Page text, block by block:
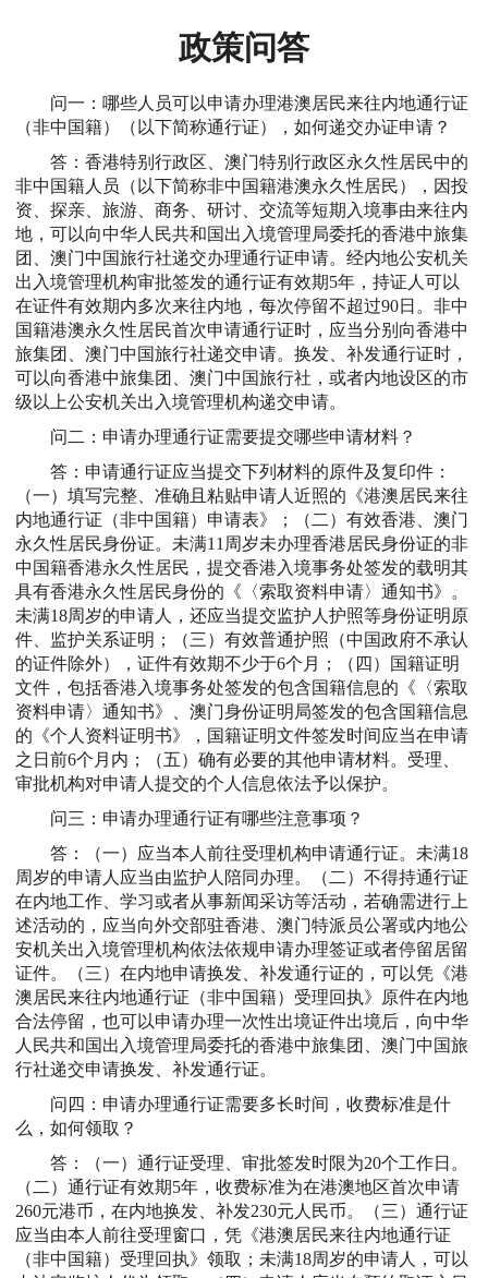
政策问答
问一：哪些人员可以申请办理港澳居民来往内地通行证
（非中国籍）（以下简称通行证），如何递交办证申请？
答：香港特别行政区、澳门特别行政区永久性居民中的
非中国籍人员（以下简称非中国籍港澳永久性居民），因投
资、探亲、旅游、商务、研讨、交流等短期入境事由来往内
地，可以向中华人民共和国出入境管理局委托的香港中旅集
团、澳门中国旅行社递交办理通行证申请。经内地公安机关
出入境管理机构审批签发的通行证有效期5年，持证人可以
在证件有效期内多次来往内地，每次停留不超过90日。非中
国籍港澳永久性居民首次申请通行证时，应当分别向香港中
旅集团、澳门中国旅行社递交申请。换发、补发通行证时，
可以向香港中旅集团、澳门中国旅行社，或者内地设区的市
级以上公安机关出入境管理机构递交申请。
问二：申请办理通行证需要提交哪些申请材料？
答：申请通行证应当提交下列材料的原件及复印件：
（一）填写完整、准确且粘贴申请人近照的《港澳居民来往
内地通行证（非中国籍）申请表》；（二）有效香港、澳门
永久性居民身份证。未满11周岁未办理香港居民身份证的非
中国籍香港永久性居民，提交香港入境事务处签发的载明其
具有香港永久性居民身份的《〈索取资料申请〉通知书》。
未满18周岁的申请人，还应当提交监护人护照等身份证明原
件、监护关系证明；（三）有效普通护照（中国政府不承认
的证件除外），证件有效期不少于6个月；（四）国籍证明
文件，包括香港入境事务处签发的包含国籍信息的《〈索取
资料申请〉通知书》、澳门身份证明局签发的包含国籍信息
的《个人资料证明书》，国籍证明文件签发时间应当在申请
之日前6个月内；（五）确有必要的其他申请材料。受理、
审批机构对申请人提交的个人信息依法予以保护。
问三：申请办理通行证有哪些注意事项？
答：（一）应当本人前往受理机构申请通行证。未满18
周岁的申请人应当由监护人陪同办理。（二）不得持通行证
在内地工作、学习或者从事新闻采访等活动，若确需进行上
述活动的，应当向外交部驻香港、澳门特派员公署或内地公
安机关出入境管理机构依法依规申请办理签证或者停留居留
证件。（三）在内地申请换发、补发通行证的，可以凭《港
澳居民来往内地通行证（非中国籍）受理回执》原件在内地
合法停留，也可以申请办理一次性出境证件出境后，向中华
人民共和国出入境管理局委托的香港中旅集团、澳门中国旅
行社递交申请换发、补发通行证。
问四：申请办理通行证需要多长时间，收费标准是什
么，如何领取？
答：（一）通行证受理、审批签发时限为20个工作日。
（二）通行证有效期5年，收费标准为在港澳地区首次申请
260元港币，在内地换发、补发230元人民币。（三）通行证
应当由本人前往受理窗口，凭《港澳居民来往内地通行证
（非中国籍）受理回执》领取；未满18周岁的申请人，可以